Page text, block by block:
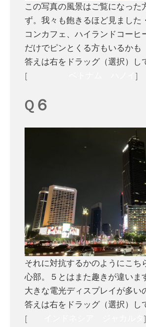
この写真の風景はご覧になった
ず。我々も飽きるほど見ました
コンカフェ、ハイランドコーヒ
だけでピンとくる方もいるかも
答えは右をドラッグ（選択）し
[
]
Q６
それに対抗するかのようにこち
心部。５とはまた趣きが違いま
大きな電光ディスプレイが多い
答えは右をドラッグ（選択）し
[
]